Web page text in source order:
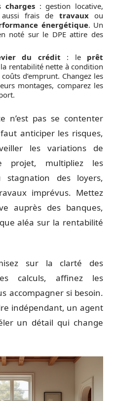
charges : gestion locative,
frais de travauxou
énergétique. Un
noté sur le DPE attire des
du crédit : le prêt
rentabilité nette à condition
d’emprunt. Changez les
montages, comparez les
n’est pas se contenter
anticiper les risques,
les variations de
projet, multipliez les
des loyers,
imprévus. Mettez
auprès des banques,
aléa sur la rentabilité
sur la clarté des
calculs, affinez les
accompagner si besoin.
indépendant, un agent
un détail qui change